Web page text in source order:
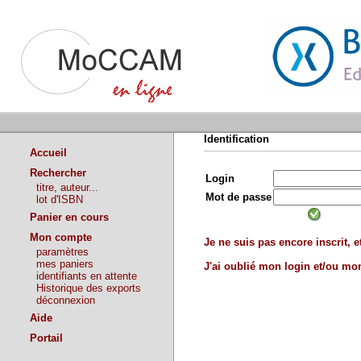
Accueil
Rechercher
titre, auteur...
lot d'ISBN
Panier en cours
Mon compte
paramètres
mes paniers
identifiants en attente
Historique des exports
déconnexion
Aide
Portail
Identification
Login
Mot de passe
Je ne suis pas encore inscrit,
J'ai oublié mon login et/ou